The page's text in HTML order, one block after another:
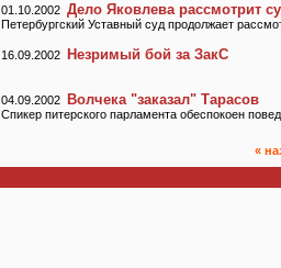
01.10.2002 Дело Яковлева рассмотрит
Петербургский Уставный суд продолжает
16.09.2002 Незримый бой за ЗакС
04.09.2002 Волчека "заказал" Тарасов
Спикер питерского парламента обеспокоен
«